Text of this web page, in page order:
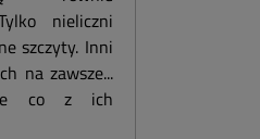
nieliczni
szczyty. Inni
na zawsze...
co z ich